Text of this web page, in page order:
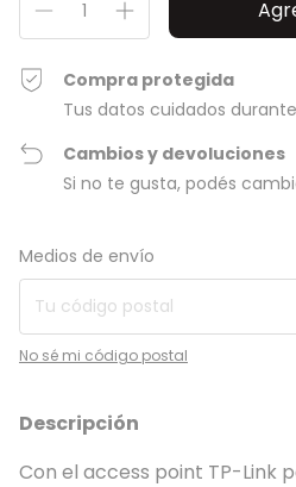
Compra protegida
Tus datos cuidados
Cambios y devoluciones
Si no te gusta, podés
Entregas para el CP:
Medios de envío
No sé mi código postal
Descripción
Con el access point TP-Link